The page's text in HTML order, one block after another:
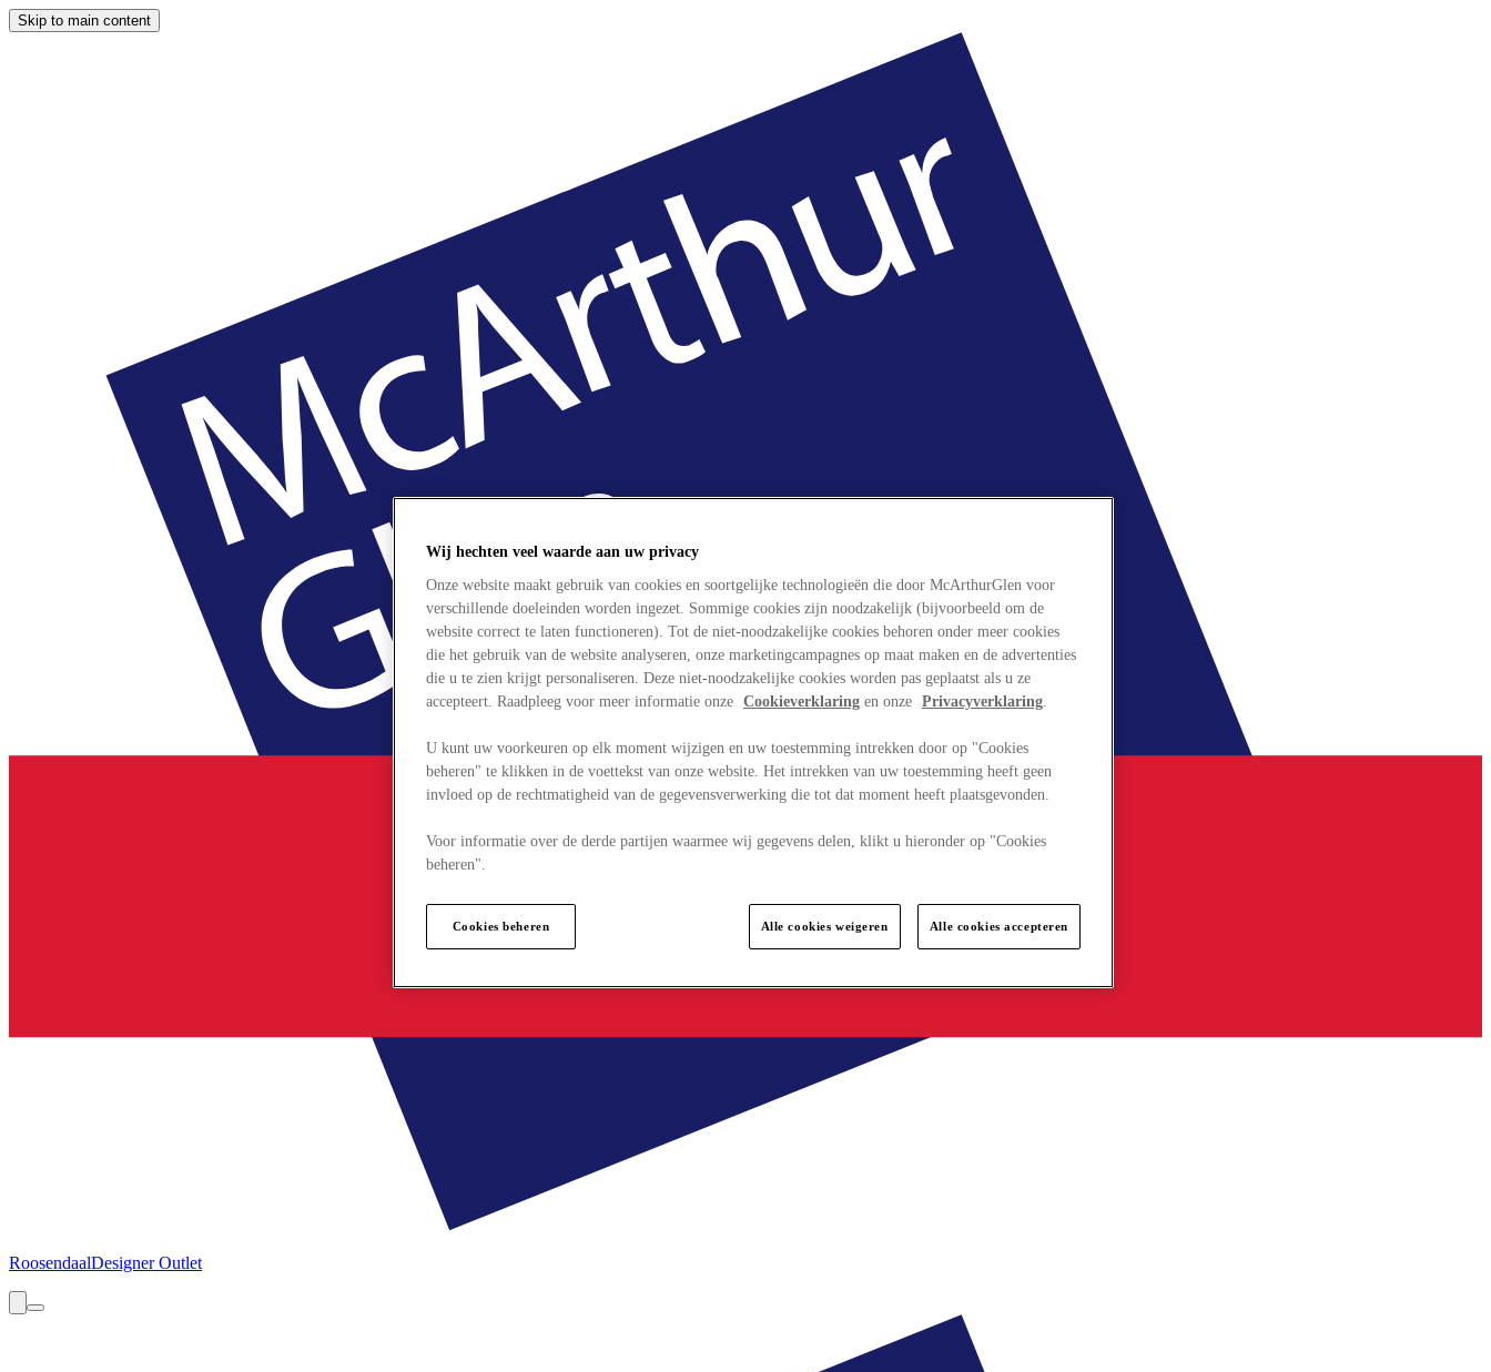
Skip to main content
RoosendaalDesigner Outlet
Wij hechten veel waarde aan uw privacy
Onze website maakt gebruik van cookies en soortgelijke technologieën die door McArthurGlen voor
verschillende doeleinden worden ingezet. Sommige cookies zijn noodzakelijk (bijvoorbeeld om de
website correct te laten functioneren). Tot de niet-noodzakelijke cookies behoren onder meer cookies
die het gebruik van de website analyseren, onze marketingcampagnes op maat maken en de advertenties
die u te zien krijgt personaliseren. Deze niet-noodzakelijke cookies worden pas geplaatst als u ze
accepteert. Raadpleeg voor meer informatie onze Cookieverklaring en onze Privacyverklaring.
U kunt uw voorkeuren op elk moment wijzigen en uw toestemming intrekken door op "Cookies
beheren" te klikken in de voettekst van onze website. Het intrekken van uw toestemming heeft geen
invloed op de rechtmatigheid van de gegevensverwerking die tot dat moment heeft plaatsgevonden.
Voor informatie over de derde partijen waarmee wij gegevens delen, klikt u hieronder op "Cookies
beheren".
Cookies beheren Alle cookies weigeren Alle cookies accepteren